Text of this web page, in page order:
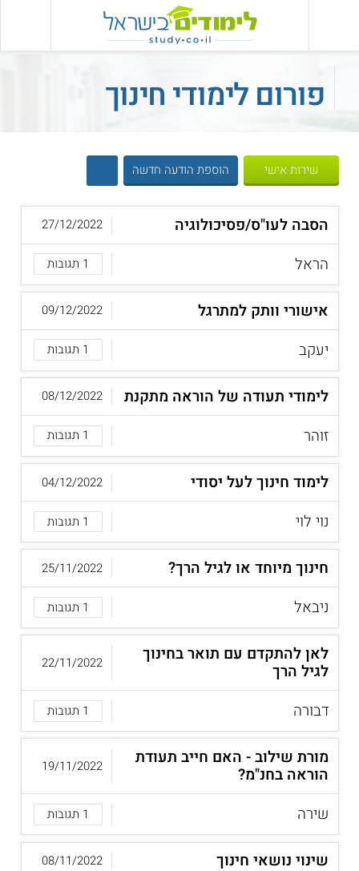
פורום לימודי חינוך
שירות אישי הוספת הודעה חדשה
הסבה לעו"ס/פסיכולוגיה
הראל
1 תגובות
27/12/2022
אישורי וותק למתרגל
יעקב
1 תגובות
09/12/2022
לימודי תעודה של הוראה מתקנת
זוהר
1 תגובות
08/12/2022
לימוד חינוך לעל יסודי
נוי לוי
1 תגובות
04/12/2022
חינוך מיוחד או לגיל הרך?
ניבאל
1 תגובות
25/11/2022
לאן להתקדם עם תואר בחינוך
לגיל הרך
דבורה
1 תגובות
22/11/2022
מורת שילוב - האם חייב תעודת
הוראה בחנ"מ?
שירה
1 תגובות
19/11/2022
שינוי נושאי חינוך
08/11/2022